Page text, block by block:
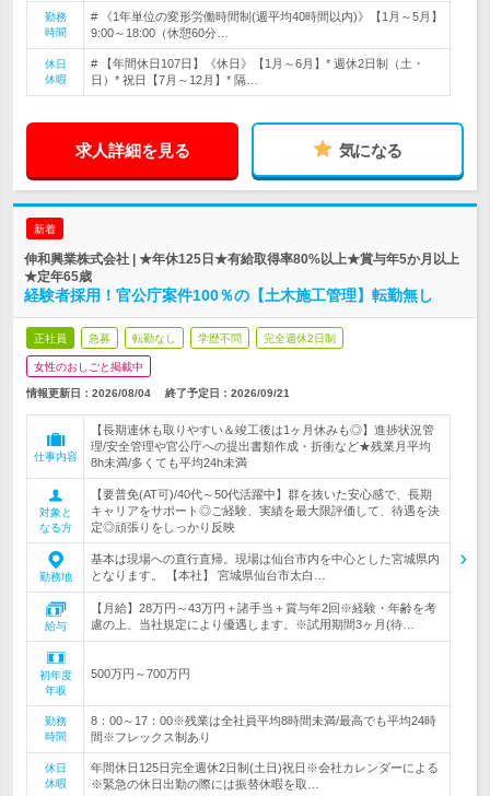
勤務
時間
# 《1年単位の変形労働時間制(週平均40時間以内)》【1月～5月】
9:00～18:00（休憩60分…
休日
休暇
# 【年間休日107日】《休日》【1月～6月】* 週休2日制（土・
日）* 祝日【7月～12月】* 隔…
求人詳細を見る 気になる
新着
伸和興業株式会社 | ★年休125日★有給取得率80%以上★賞与年5か月以上
★定年65歳
経験者採用！官公庁案件100％の【土木施工管理】転勤無し
正社員 急募 転勤なし 学歴不問 完全週休2日制
女性のおしごと掲載中
情報更新日：2026/08/04 終了予定日： 2026/09/21
仕事内容
【長期連休も取りやすい＆竣工後は1ヶ月休みも◎】進捗状況管
理/安全管理や官公庁への提出書類作成・折衝など★残業月平均
8h未満/多くても平均24h未満
対象と
なる方
【要普免(AT可)/40代～50代活躍中】群を抜いた安心感で、長期
キャリアをサポート◎ご経験、実績を最大限評価して、待遇を決
定◎頑張りをしっかり反映
勤務地
基本は現場への直行直帰。現場は仙台市内を中心とした宮城県内
となります。 【本社】 宮城県仙台市太白…
給与
【月給】28万円～43万円＋諸手当＋賞与年2回※経験・年齢を考
慮の上、当社規定により優遇します。※試用期間3ヶ月(待…
初年度
年収
500万円～700万円
勤務
時間
8：00～17：00※残業は全社員平均8時間未満/最高でも平均24時
間※フレックス制あり
休日
休暇
年間休日125日完全週休2日制(土日)祝日※会社カレンダーによる
※緊急の休日出勤の際には振替休暇を取…